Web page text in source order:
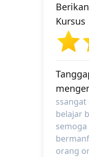
Kursus
belajar
orang